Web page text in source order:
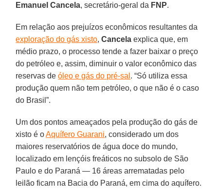
Emanuel Cancela, secretário-geral da FNP.
Em relação aos prejuízos econômicos resultantes da
exploração do gás xisto,Cancela explica que, em
médio prazo, o processo tende a fazer baixar o preço
do petróleo e, assim, diminuir o valor econômico das
reservas deóleo e gás do pré-sal . “Só utiliza essa
produção quem não tem petróleo, o que não é o caso
do Brasil”.
Um dos pontos ameaçados pela produção do gás de
xisto é oAquífero Guarani, considerado um dos
maiores reservatórios de água doce do mundo,
localizado em lençóis freáticos no subsolo de São
Paulo e do Paraná — 16 áreas arrematadas pelo
leilão ficam na Bacia do Paraná, em cima do aquífero.